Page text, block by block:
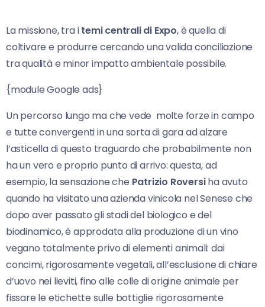
La missione, tra itemi centrali di Expo, è quella di
coltivare e produrre cercando una valida conciliazione
tra qualità e minor impatto ambientale possibile.
{module Google ads}
Un percorso lungo ma che vede molte forze in campo
e tutte convergenti in una sorta di gara ad alzare
l’asticella di questo traguardo che probabilmente non
ha un vero e proprio punto di arrivo: questa, ad
esempio, la sensazione che Patrizio Roversiha avuto
quando ha visitato una azienda vinicola nel Senese che
dopo aver passato gli stadi del biologico e del
biodinamico, è approdata alla produzione di un vino
vegano totalmente privo di elementi animali: dai
concimi, rigorosamente vegetali, all’esclusione di chiare
d’uovo nei lieviti, fino alle colle di origine animale per
fissare le etichette sulle bottiglie rigorosamente